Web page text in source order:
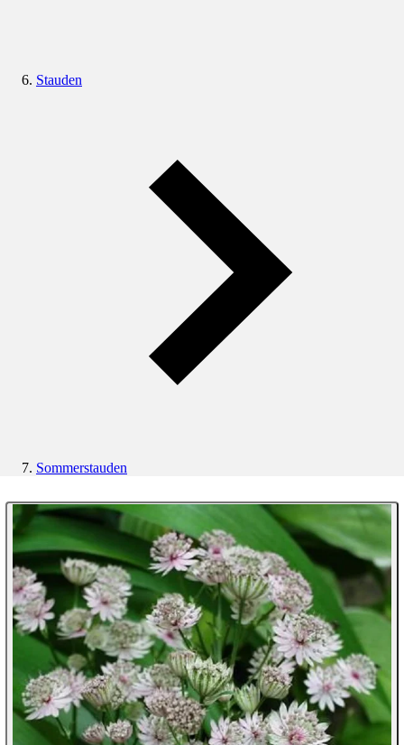
Stauden
Sommerstauden